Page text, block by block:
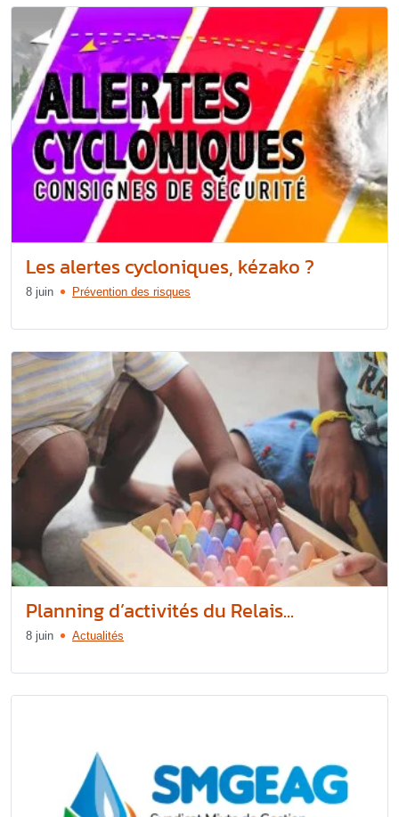
Les alertes cycloniques, kézako ?
8 juin Prévention des risques
Planning d’activités du Relais...
8 juin Actualités